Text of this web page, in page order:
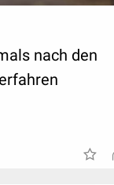
nach den